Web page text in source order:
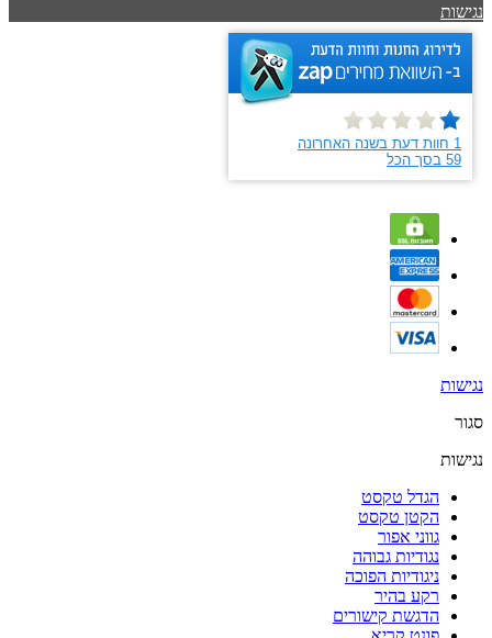
נגישות
נגישות
סגור
נגישות
הגדל טקסט
הקטן טקסט
גווני אפור
נגודיות גבוהה
ניגודיות הפוכה
רקע בהיר
הדגשת קישורים